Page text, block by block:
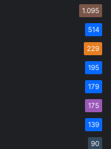
1.095
514
229
195
179
175
139
90